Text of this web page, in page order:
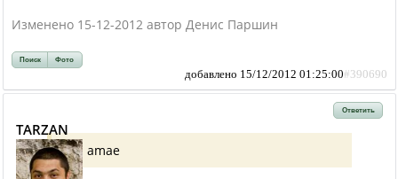
Изменено 15-12-2012 автор Денис Паршин
Поиск Фото
добавлено 15/12/2012 01:25:00#390690
Ответить
ТАRZAN
amae